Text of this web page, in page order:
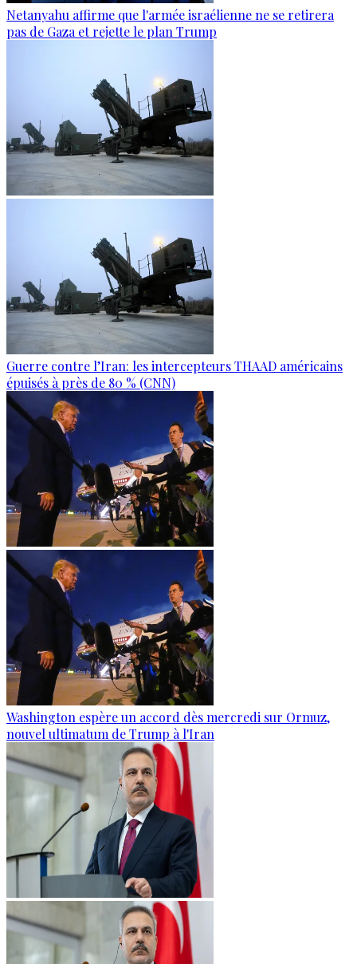
Netanyahu affirme que l'armée israélienne ne se retirera
pas de Gaza et rejette le plan Trump
Guerre contre l’Iran: les intercepteurs THAAD américains
épuisés à près de 80 % (CNN)
Washington espère un accord dès mercredi sur Ormuz,
nouvel ultimatum de Trump à l'Iran